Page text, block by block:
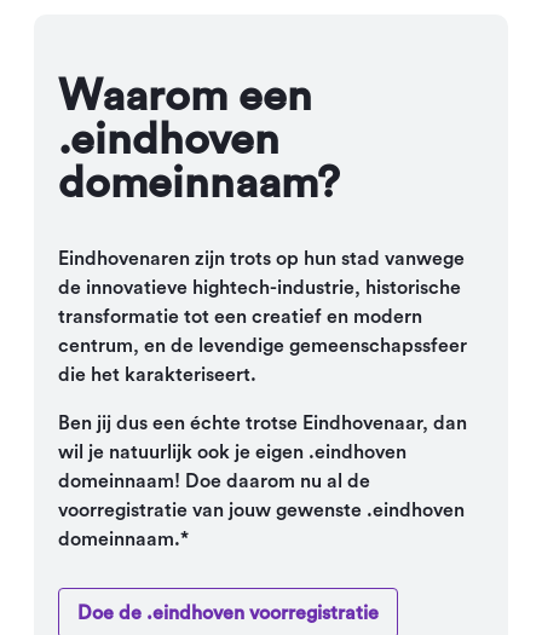
Waarom een
.eindhoven
domeinnaam?
Eindhovenaren zijn trots op hun stad vanwege
de innovatieve hightech-industrie, historische
transformatie tot een creatief en modern
centrum, en de levendige gemeenschapssfeer
die het karakteriseert.
Ben jij dus een échte trotse Eindhovenaar, dan
wil je natuurlijk ook je eigen .eindhoven
domeinnaam! Doe daarom nu al de
voorregistratie van jouw gewenste .eindhoven
domeinnaam.*
Doe de .eindhoven voorregistratie